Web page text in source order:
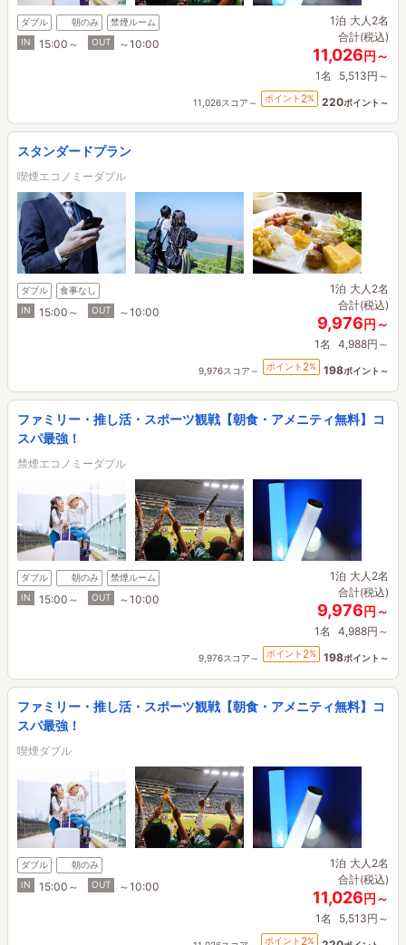
ダブル 朝のみ
禁煙ルーム
IN
15:00～ OUT ～10:00
1泊 大人2名
合計(税込)
11,026円～
1名 5,513円～
11,026スコア～ ポイント 2% 220ポイント～
スタンダードプラン
喫煙エコノミーダブル
ダブル
食事なし
IN
15:00～ OUT ～10:00
1泊 大人2名
合計(税込)
9,976円～
1名 4,988円～
9,976スコア～ ポイント 2% 198ポイント～
ファミリー・推し活・スポーツ観戦【朝食・アメニティ無料】コ
スパ最強！
禁煙エコノミーダブル
ダブル 朝のみ
禁煙ルーム
IN
15:00～ OUT ～10:00
1泊 大人2名
合計(税込)
9,976円～
1名 4,988円～
9,976スコア～ ポイント 2% 198ポイント～
ファミリー・推し活・スポーツ観戦【朝食・アメニティ無料】コ
スパ最強！
喫煙ダブル
ダブル
朝のみ
IN
15:00～ OUT ～10:00
1泊 大人2名
合計(税込)
11,026円～
1名 5,513円～
ポイント 2%